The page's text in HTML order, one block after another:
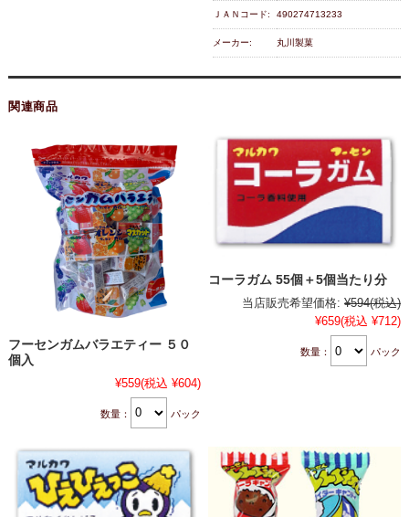
ＪＡＮコード: 490274713233
メーカー: 丸川製菓
関連商品
フーセンガムバラエティー ５０
個入
¥559(税込 ¥604)
数量： パック
コーラガム 55個＋5個当たり分
当店販売希望価格: ¥594(税込)
¥659(税込 ¥712)
数量： パック